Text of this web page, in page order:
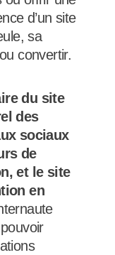
d’un site
sa
convertir.
du site
des
sociaux
de
et le site
en